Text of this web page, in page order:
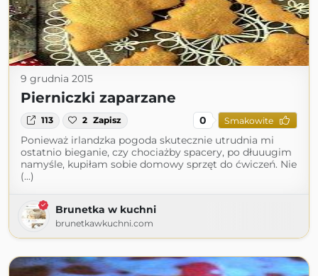
9 grudnia 2015
Pierniczki zaparzane
113 2 Zapisz 0 Smakowite
Ponieważ irlandzka pogoda skutecznie utrudnia mi
ostatnio bieganie, czy chociażby spacery, po dłuuugim
namyśle, kupiłam sobie domowy sprzęt do ćwiczeń. Nie
(...)
Brunetka w kuchni
brunetkawkuchni.com